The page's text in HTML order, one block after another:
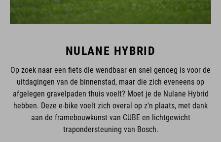
NULANE HYBRID
Op zoek naar een fiets die wendbaar en snel genoeg is voor de
uitdagingen van de binnenstad, maar die zich eveneens op
afgelegen gravelpaden thuis voelt? Moet je de Nulane Hybrid
hebben. Deze e-bike voelt zich overal op z'n plaats, met dank
aan de framebouwkunst van CUBE en lichtgewicht
trapondersteuning van Bosch.